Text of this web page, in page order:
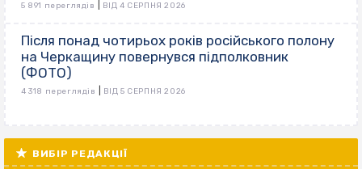
5 891 переглядів ВІД 4 СЕРПНЯ 2026
Після понад чотирьох років російського полону
на Черкащину повернувся підполковник
(ФОТО)
4 318 переглядів ВІД 5 СЕРПНЯ 2026
ВИБІР РЕДАКЦІЇ